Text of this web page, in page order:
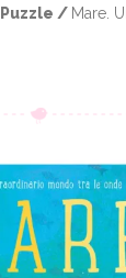
/ Mare.